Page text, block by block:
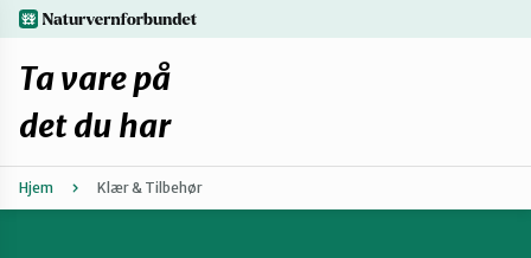
Hopp
til
hovedinnhold
naturvernforbundet.no
Ta vare på
det du har
Hjem Klær & Tilbehør